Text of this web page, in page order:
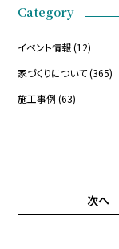
Category
イベント情報(12)
家づくりについて(365)
施工事例 (63)
次へ